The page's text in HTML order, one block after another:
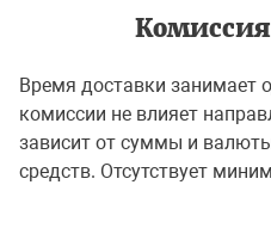
Время доставки занимает
комиссии не влияет
зависит от суммы и
средств. Отсутствует